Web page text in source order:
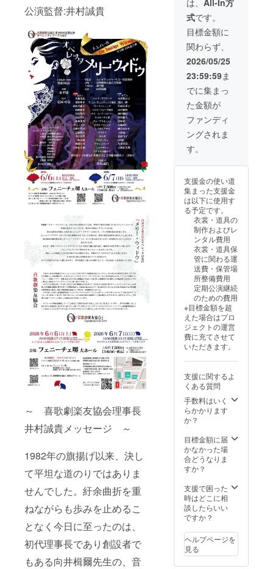
公演監督:井村誠貴
～ 喜歌劇楽友協会理事長
井村誠貴メッセージ ～
1982年の旗揚げ以来、決し
て平坦な道のりではありま
せんでした。紆余曲折を重
ねながらも歩みを止めるこ
となく今日に至ったのは、
初代理事長であり創設者で
もある向井楫爾先生の、音
の視聴
URL送
付 ※11
月まで
に二日
間の公
演が視
聴でき
る限定
URLを
メール
にてお
届けし
ます。
をいただく場合
があります。堺
市より車にて片
道一時間以内の
場合は交通費・
宿泊費の追加は
施時期はご相談
による オリジナ
ルデザインクリ
アファイル＋
トートバック2
セットのご提供
※8月提供予定。
第60回公演「メ
リー・ウィド
ウ」限定動画の
視聴URL送付
※11月までに二
日間の公演が視
聴できる限定
URLをメールに
てお届けしま
す。
式です。
目標金額に
関わらず、
2026/05/25
23:59:59ま
でに集まっ
た金額が
ファンディ
ングされま
す。
支援金の使い道
集まった支援金
は以下に使用す
る予定です。
衣裳・道具の
制作およびレ
ンタル費用
衣裳・道具保
管に関わる運
送費・保管場
所整備費用
定期公演継続
のための費用
※目標金額を超
えた場合はプロ
ジェクトの運営
費に充てさせて
いただきます。
支援に関するよ
くある質問
手数料はいく
らかかります
か？
目標金額に届
かなかった場
合どうなりま
すか？
支援で困った
時はどこに相
談したらいい
ですか？
ヘルプページを
見る